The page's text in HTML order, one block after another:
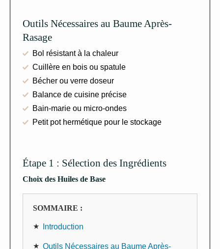
Outils Nécessaires au Baume Après-
Rasage
Bol résistant à la chaleur
Cuillère en bois ou spatule
Bécher ou verre doseur
Balance de cuisine précise
Bain-marie ou micro-ondes
Petit pot hermétique pour le stockage
Étape 1 : Sélection des Ingrédients
Choix des Huiles de Base
SOMMAIRE :
Introduction
Outils Nécessaires au Baume Après-